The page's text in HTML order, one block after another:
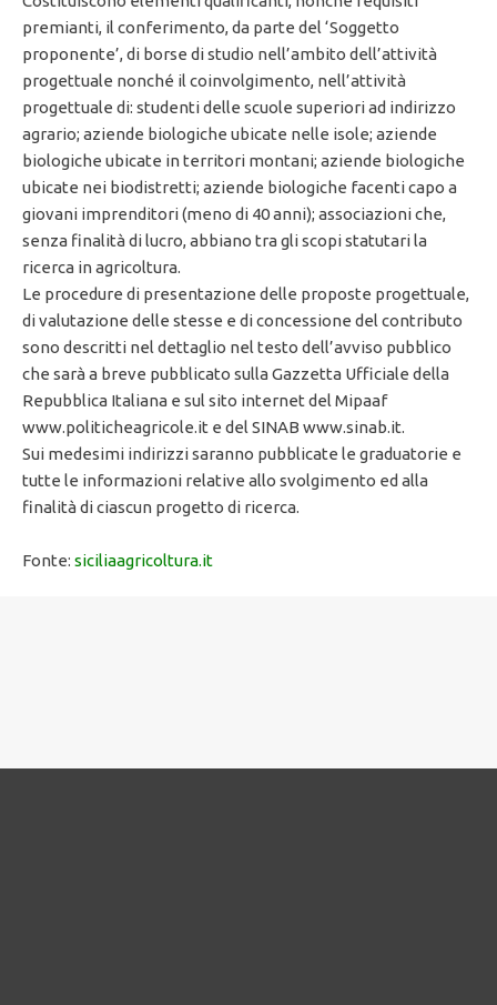
premianti, il conferimento, da parte del ‘Soggetto
proponente’, di borse di studio nell’ambito dell’attività
progettuale nonché il coinvolgimento, nell’attività
progettuale di: studenti delle scuole superiori ad indirizzo
agrario; aziende biologiche ubicate nelle isole; aziende
biologiche ubicate in territori montani; aziende biologiche
ubicate nei biodistretti; aziende biologiche facenti capo a
giovani imprenditori (meno di 40 anni); associazioni che,
senza finalità di lucro, abbiano tra gli scopi statutari la
ricerca in agricoltura.
Le procedure di presentazione delle proposte progettuale,
di valutazione delle stesse e di concessione del contributo
sono descritti nel dettaglio nel testo dell’avviso pubblico
che sarà a breve pubblicato sulla Gazzetta Ufficiale della
Repubblica Italiana e sul sito internet del Mipaaf
www.politicheagricole.it e del SINAB www.sinab.it.
Sui medesimi indirizzi saranno pubblicate le graduatorie e
tutte le informazioni relative allo svolgimento ed alla
finalità di ciascun progetto di ricerca.
Fonte: siciliaagricoltura.it